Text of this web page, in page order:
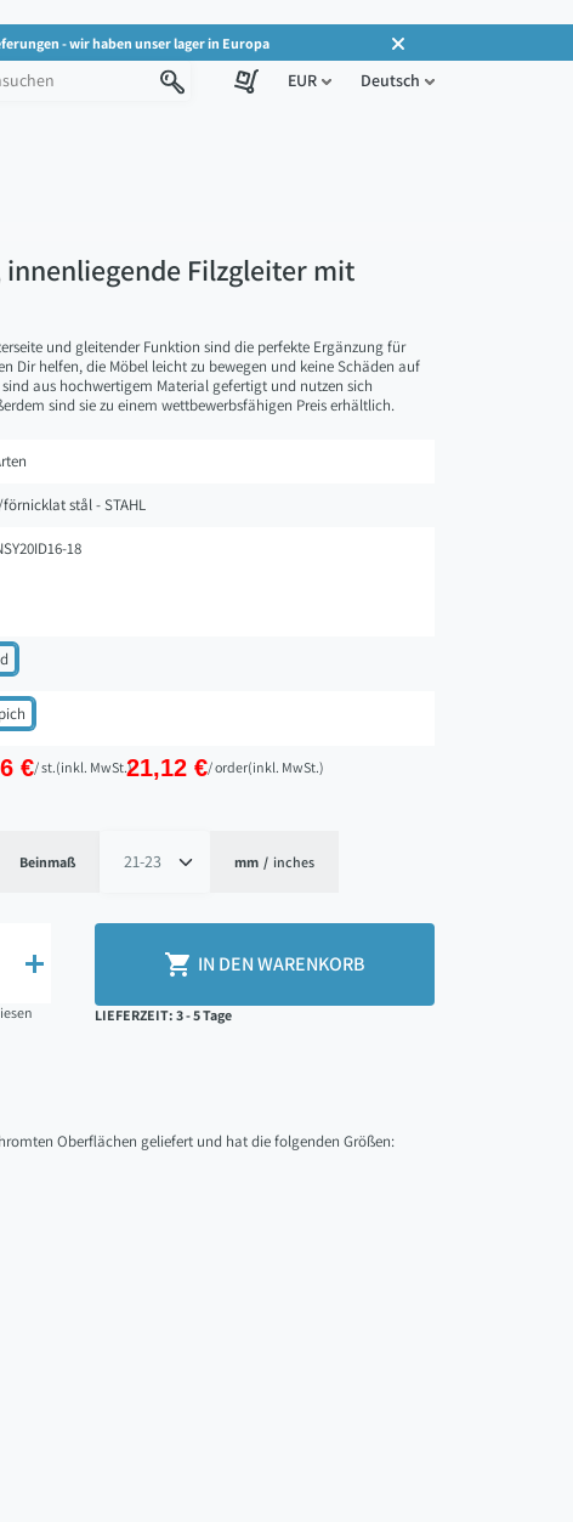
- wir haben unser lager in Europa
EUR Deutsch
Filzgleiter mit
und gleitender Funktion sind die perfekte Ergänzung für
Dir helfen, die Möbel leicht zu bewegen und keine Schäden auf
aus hochwertigem Material gefertigt und nutzen sich
sind sie zu einem wettbewerbsfähigen Preis erhältlich.
stål - STAHL
18
€/ st.(inkl. MwSt.)21,12 €/ order(inkl. MwSt.)
Beinmaß mm / inches
  IN DEN WARENKORB
LIEFERZEIT: 3 - 5 Tage
Oberflächen geliefert und hat die folgenden Größen: